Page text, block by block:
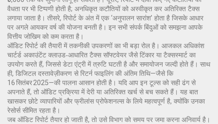
वैधता पर भी टिप्पणी होती है; अनधिकृत कटौतियों को अस्वीकृत कर अतिरिक्त टैक्स
लगाया जाता है। तीसरे, रिपोर्ट के अंत में एक ‘अनुपालन सारांश’ होता है जिसके आधार
पर अगले आयकर वर्ष की योजना बनती है। इन सभी संपर्क बिंदुओं को समझना आपके
वित्तीय जोखिम को कम करता है।
ऑडिट रिपोर्ट की तैयारी में तकनीकी उपकरणों का भी बड़ा रोल है। आजकल अधिकांश
चार्टर्ड अकाउंटेंट क्लाउड‑आधारित टैक्स सॉफ्टवेयर जैसे टिंकार या टैक्सस्मार्ट का
उपयोग करते हैं, जिससे डेटा एंट्री में त्रुटि घटती है और समायोजन जल्दी होते हैं। साथ
ही, डिजिटल दस्तावेज़ीकरण से रिटर्न फाइलिंग की अंतिम तिथि—जैसे कि
16 सितंबर 2025—की पालना आसान होती है। यदि आप इन टूल्स को सही ढंग से
अपनाते हैं, तो ऑडिट प्रक्रिया में देरी या अतिरिक्त खर्च से बच सकते हैं। यह बात
खासकर छोटे व्यापारियों और फ्रीलांस प्रोफेशनल्स के लिये महत्वपूर्ण है, क्योंकि उनका
रेसोर्स सीमित रहता है।
जब ऑडिट रिपोर्ट तैयार हो जाती है, तो उसे विभाग को समय पर जमा करना अनिवार्य है।